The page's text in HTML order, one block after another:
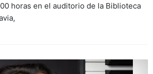
horas en el auditorio de la Biblioteca